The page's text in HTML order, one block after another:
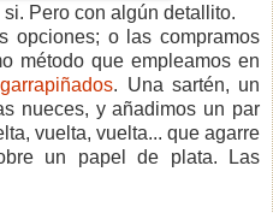
Pero con algún detallito.
opciones; o las compramos
método que empleamos en
. Una sartén, un
nueces, y añadimos un par
vuelta, vuelta... que agarre
un papel de plata. Las